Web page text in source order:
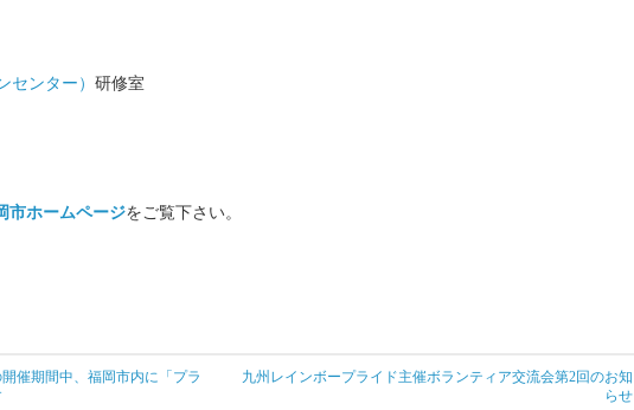
センター） 研修室
市ホームページをご覧下さい。
催期間中、福岡市内に「プラ
九州レインボープライド主催ボランティア交流会第2回のお知
らせ